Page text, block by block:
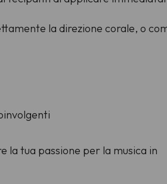
la direzione corale, o
la tua passione per la musica in